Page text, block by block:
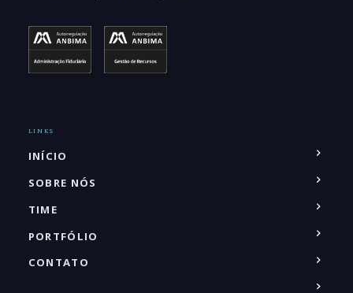
LINKS
INÍCIO
SOBRE NÓS
TIME
PORTFÓLIO
CONTATO